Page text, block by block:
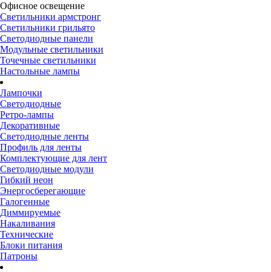
Офисное освещение
Светильники армстронг
Светильники грильято
Светодиодные панели
Модульные светильники
Точечные светильники
Настольные лампы
Лампочки
Светодиодные
Ретро-лампы
Декоративные
Светодиодные ленты
Профиль для ленты
Комплектующие для лент
Светодиодные модули
Гибкий неон
Энергосберегающие
Галогенные
Диммируемые
Накаливания
Технические
Блоки питания
Патроны